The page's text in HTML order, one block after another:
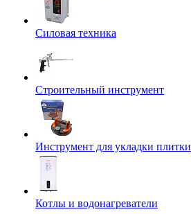
Силовая техника
Строительный инструмент
Инструмент для укладки плитки
Котлы и водонагреватели